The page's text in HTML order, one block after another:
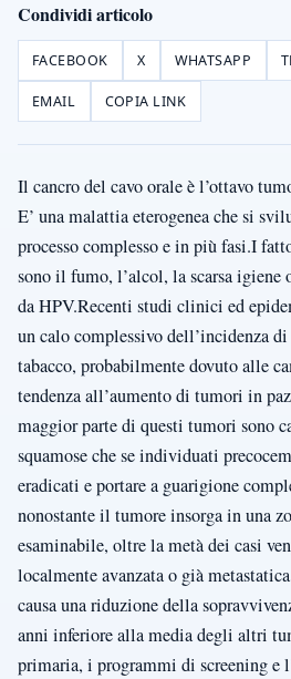
Condividi articolo
FACEBOOK X WHATSAPP
EMAIL COPIA LINK
Il cancro del cavo orale è l’ottavo
E’ una malattia eterogenea che si
processo complesso e in più fasi.I
sono il fumo, l’alcol, la scarsa igiene
da HPV.Recenti studi clinici ed
un calo complessivo dell’incidenza
tabacco, probabilmente dovuto alle
tendenza all’aumento di tumori in
maggior parte di questi tumori sono
squamose che se individuati
eradicati e portare a guarigione
nonostante il tumore insorga in una
esaminabile, oltre la metà dei casi
localmente avanzata o già
causa una riduzione della
anni inferiore alla media degli altri
primaria, i programmi di screening e